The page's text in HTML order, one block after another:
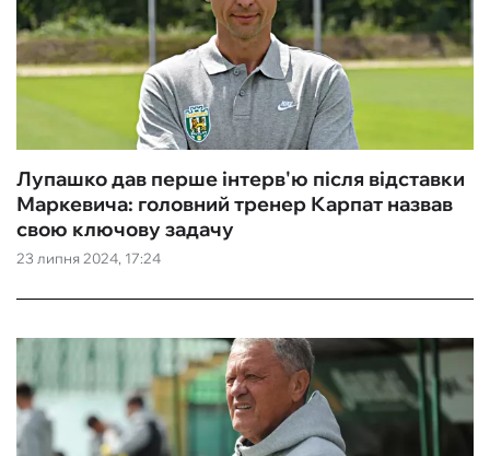
23 липня 2024, 17:24
Лупашко дав перше інтерв'ю після відставки
Маркевича: головний тренер Карпат назвав
свою ключову задачу